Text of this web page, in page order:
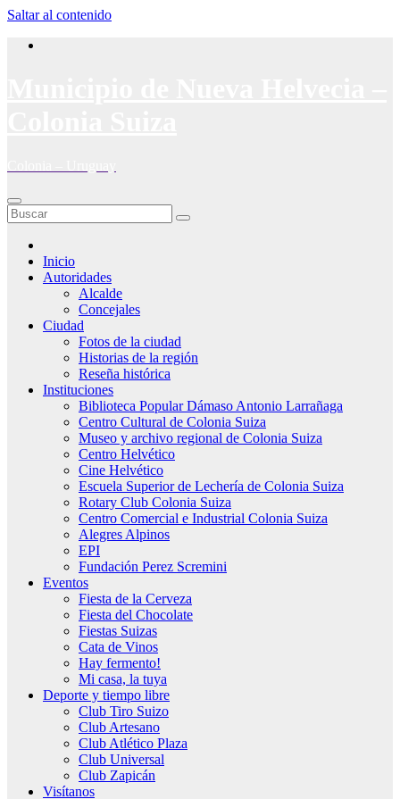
Saltar al contenido
Inicio
Autoridades
Alcalde
Concejales
Ciudad
Fotos de la ciudad
Historias de la región
Reseña histórica
Instituciones
Biblioteca Popular Dámaso Antonio Larrañaga
Centro Cultural de Colonia Suiza
Museo y archivo regional de Colonia Suiza
Centro Helvético
Cine Helvético
Escuela Superior de Lechería de Colonia Suiza
Rotary Club Colonia Suiza
Centro Comercial e Industrial Colonia Suiza
Alegres Alpinos
EPI
Fundación Perez Scremini
Eventos
Fiesta de la Cerveza
Fiesta del Chocolate
Fiestas Suizas
Cata de Vinos
Hay fermento!
Mi casa, la tuya
Deporte y tiempo libre
Club Tiro Suizo
Club Artesano
Club Atlético Plaza
Club Universal
Club Zapicán
Visítanos